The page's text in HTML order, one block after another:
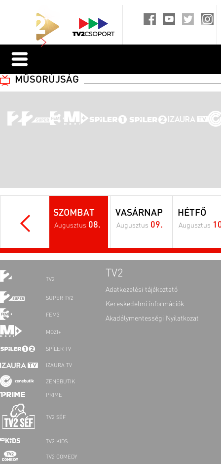
MŰSORÚJSÁG
SZOMBAT
Augusztus 08.
VASÁRNAP
Augusztus 09.
HÉTFŐ
Augusztus
TV2
SUPER TV2
FEM3
MOZI+
SPÍLER TV
IZAURA TV
ZENEBUTIK
PRIME
TV2 SÉF
TV2 KIDS
TV2 COMEDY
TV2
Adatkezelési tájékoztató
Kereskedelmi információk
Akadálymentességi Nyilatkozat